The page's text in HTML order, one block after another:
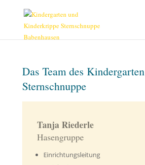
Das Team des Kindergarten
Sternschnuppe
Tanja Riederle
Hasengruppe
Einrichtungsleitung